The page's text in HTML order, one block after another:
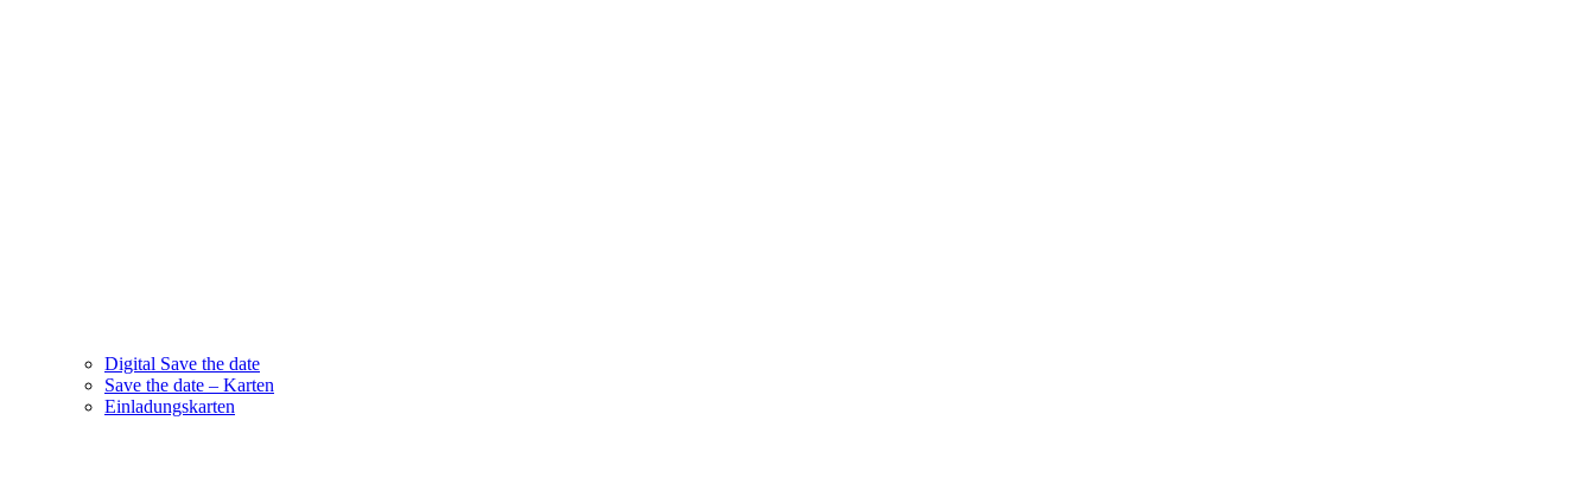
Digital Save the date
Save the date – Karten
Einladungskarten